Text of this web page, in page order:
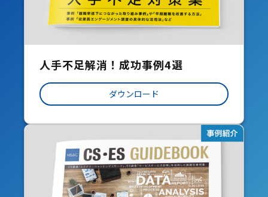
人手不足解消！成功事例4選
ダウンロード